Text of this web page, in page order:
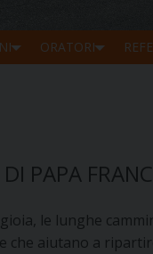
ORATORI
PAPA
le lunghe
che aiutano a